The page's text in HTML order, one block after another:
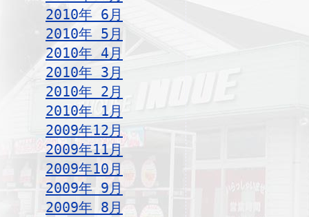
2010年 6月
2010年 5月
2010年 4月
2010年 3月
2010年 2月
2010年 1月
2009年12月
2009年11月
2009年10月
2009年 9月
2009年 8月